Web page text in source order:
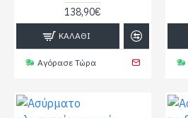
138,90€
ΚΑΛΆΘΙ
Αγόρασε Τώρα